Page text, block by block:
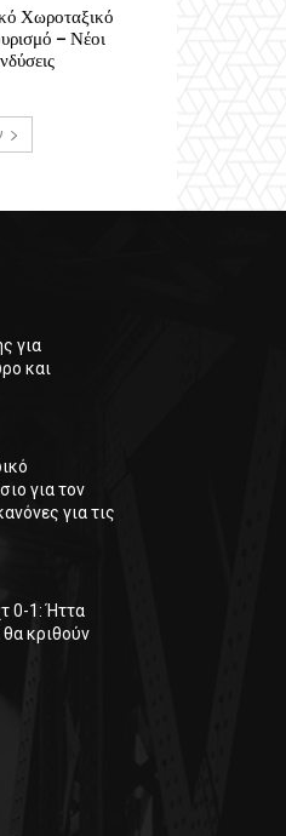
Χωροταξικό
– Νέοι
για
και
για τον
για τις
0-1: Ήττα
κριθούν